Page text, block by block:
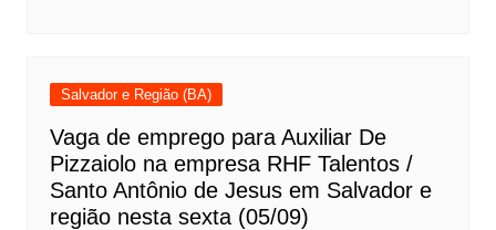
Salvador e Região (BA)
Vaga de emprego para Auxiliar De
Pizzaiolo na empresa RHF Talentos /
Santo Antônio de Jesus em Salvador e
região nesta sexta (05/09)